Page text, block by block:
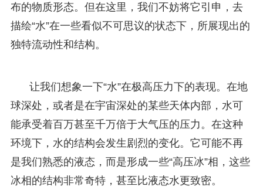
布的物质形态。但在这里，我们不妨将它引申，去
描绘“水”在一些看似不可思议的状态下，所展现出的
独特流动性和结构。
让我们想象一下“水”在极高压力下的表现。在地
球深处，或者是在宇宙深处的某些天体内部，水可
能承受着百万甚至千万倍于大气压的压力。在这种
环境下，水的结构会发生剧烈的变化。它可能不再
是我们熟悉的液态，而是形成一些“高压冰”相，这些
冰相的结构非常奇特，甚至比液态水更致密。